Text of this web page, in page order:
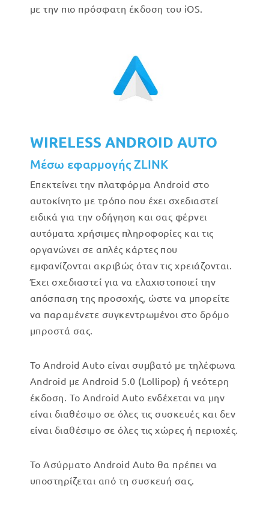
με την πιο πρόσφατη έκδοση του iOS.
WIRELESS ANDROID AUTO
Μέσω εφαρμογής ZLINK
Επεκτείνει την πλατφόρμα Android στο
αυτοκίνητο με τρόπο που έχει σχεδιαστεί
ειδικά για την οδήγηση και σας φέρνει
αυτόματα χρήσιμες πληροφορίες και τις
οργανώνει σε απλές κάρτες που
εμφανίζονται ακριβώς όταν τις χρειάζονται.
Έχει σχεδιαστεί για να ελαχιστοποιεί την
απόσπαση της προσοχής, ώστε να μπορείτε
να παραμένετε συγκεντρωμένοι στο δρόμο
μπροστά σας.
Το Android Auto είναι συμβατό με τηλέφωνα
Android με Android 5.0 (Lollipop) ή νεότερη
έκδοση. Το Android Auto ενδέχεται να μην
είναι διαθέσιμο σε όλες τις συσκευές και δεν
είναι διαθέσιμο σε όλες τις χώρες ή περιοχές.
Το Ασύρματο Android Auto θα πρέπει να
υποστηρίζεται από τη συσκευή σας.